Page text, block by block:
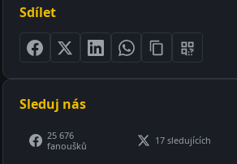
Sdílet
Sleduj nás
25 676
fanoušků
17 sledujících